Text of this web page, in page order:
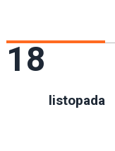
18
listopada